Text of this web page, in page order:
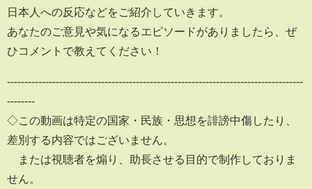
日本人への反応などをご紹介していきます。
あなたのご意見や気になるエピソードがありましたら、ぜ
ひコメントで教えてください！
-------------------------------------------------------------------------------------
--------
◇この動画は特定の国家・民族・思想を誹謗中傷したり、
差別する内容ではございません。
または視聴者を煽り、助長させる目的で制作しておりま
せん。